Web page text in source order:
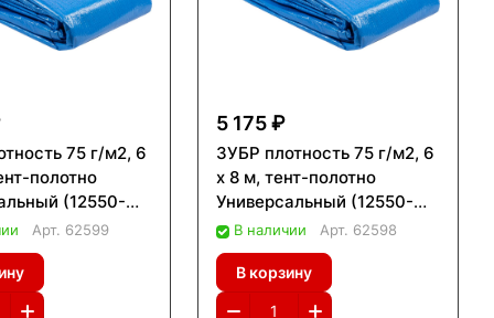
75 г/м2, 6
полотно
(12550-
Арт. 62599
5 175 ₽
ЗУБР плотность 75 г/м2, 6
х 8 м, тент-полотно
Универсальный (12550-
06-08)
В наличии Арт. 62598
В корзину